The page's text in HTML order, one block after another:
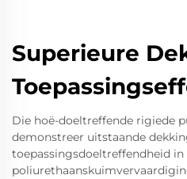
Superieure
Die hoë-doeltreffende rigiede
demonstreer uitstaande
toepassingsdoeltreffendheid in